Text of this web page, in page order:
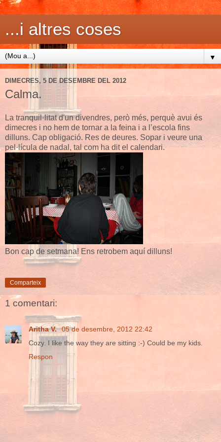
...i altres coses
▼
DIMECRES, 5 DE DESEMBRE DEL 2012
Calma.
La tranquil·litat d'un divendres, però més, perquè avui és
dimecres i no hem de tornar a la feina i a l’escola fins
dilluns. Cap obligació. Res de deures. Sopar i veure una
pel·lícula de nadal, tal com ha dit el calendari.
Bon cap de setmana! Ens retrobem aquí dilluns!
Comparteix
1 comentari:
Aritha V. 05 de desembre, 2012 22:42
Cozy. I like the way they are sitting :-) Could be my kids.
Respon